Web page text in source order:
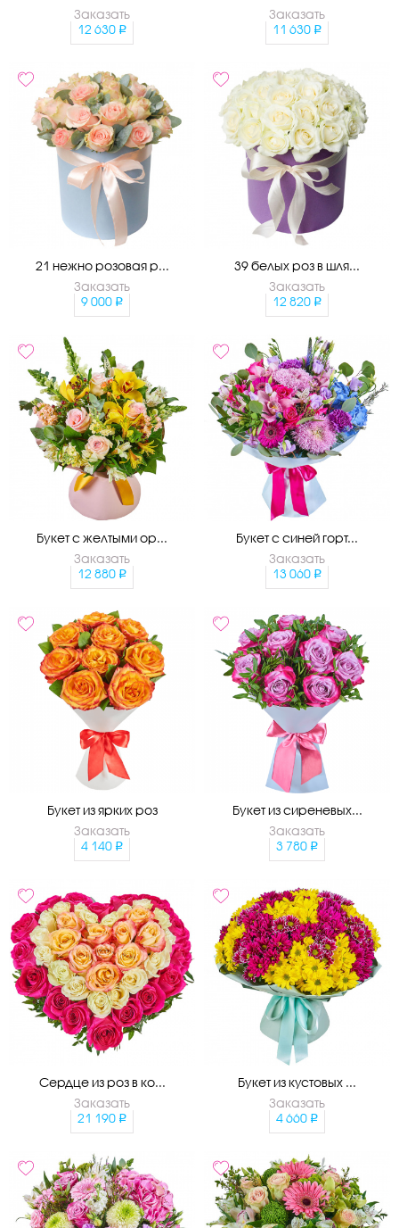
Заказать
12 630
Заказать
11 630
21 нежно розовая р...
Заказать
9 000
39 белых роз в шля...
Заказать
12 820
Букет с желтыми ор...
Заказать
12 880
Букет с синей горт...
Заказать
13 060
Букет из ярких роз
Заказать
4 140
Букет из сиреневых...
Заказать
3 780
Сердце из роз в ко...
Заказать
21 190
Букет из кустовых ...
Заказать
4 660